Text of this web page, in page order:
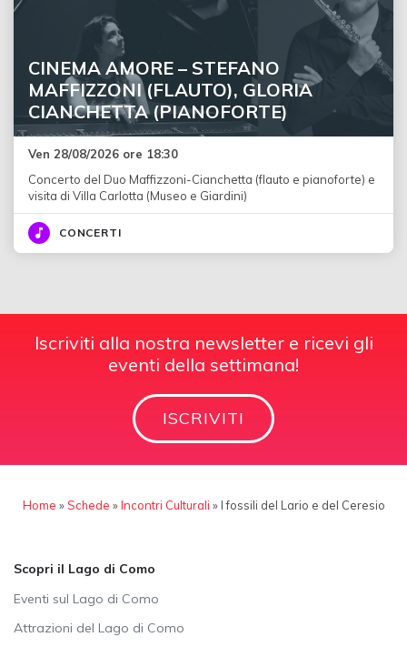
CINEMA AMORE – STEFANO
MAFFIZZONI (FLAUTO), GLORIA
CIANCHETTA (PIANOFORTE)
Ven 28/08/2026 ore 18:30
Concerto del Duo Maffizzoni-Cianchetta (flauto e pianoforte) e
visita di Villa Carlotta (Museo e Giardini)
CONCERTI
Iscriviti alla nostra newsletter e ricevi gli
eventi della settimana!
ISCRIVITI
Home »Schede »Incontri Culturali » I fossili del Lario e del Ceresio
Scopri il Lago di Como
Eventi sul Lago di Como
Attrazioni del Lago di Como